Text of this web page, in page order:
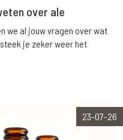
over ale
we al jouw vragen over wat
je zeker weer het
23-07-26